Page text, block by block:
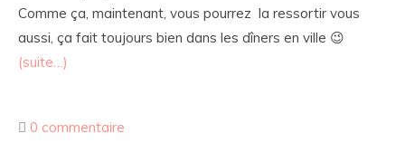
Comme ça, maintenant, vous pourrez la ressortir vous
aussi, ça fait toujours bien dans les dîners en ville 😉
(suite…)
0 commentaire